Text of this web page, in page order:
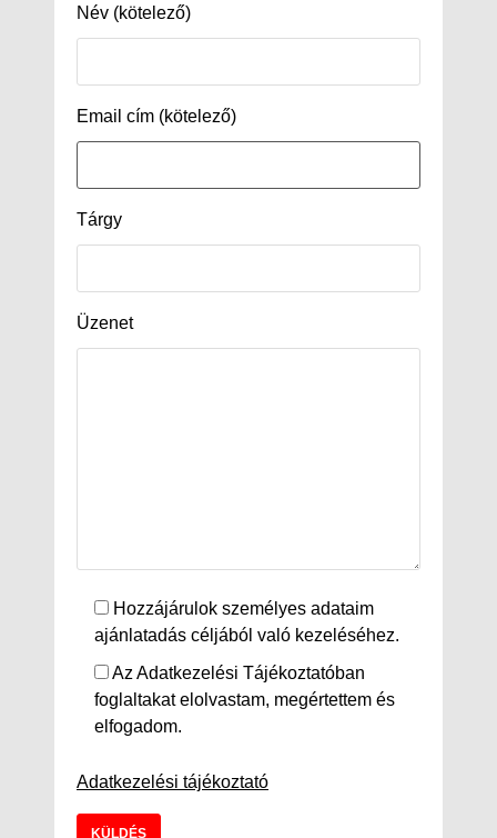
Név (kötelező)
Email cím (kötelező)
Tárgy
Üzenet
Hozzájárulok személyes adataim
ajánlatadás céljából való kezeléséhez.
Az Adatkezelési Tájékoztatóban
foglaltakat elolvastam, megértettem és
elfogadom.
Adatkezelési tájékoztató